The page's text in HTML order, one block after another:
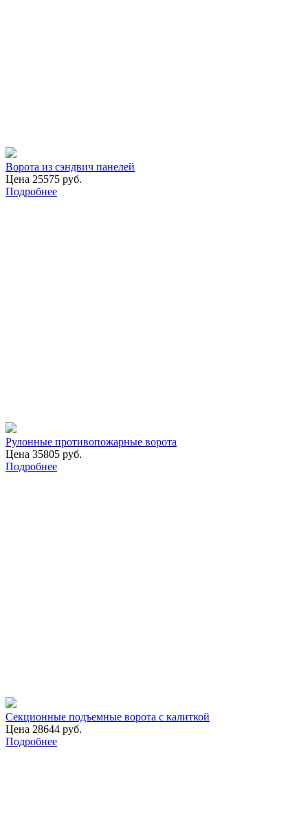
Ворота из сэндвич панелей
Цена 25575 руб.
Подробнее
Рулонные противопожарные ворота
Цена 35805 руб.
Подробнее
Секционные подъемные ворота с калиткой
Цена 28644 руб.
Подробнее